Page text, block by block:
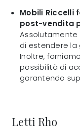
Letti Rho
Mobili Riccelli
post-vendita
Assolutamente
di estendere la
Inoltre,
possibilità di
garantendo